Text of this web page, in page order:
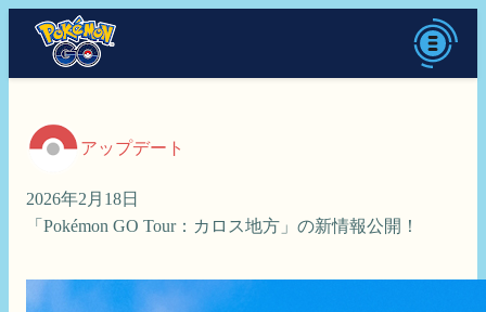
アップデート
2026年2月18日
「Pokémon GO Tour：カロス地方」の新情報公開！